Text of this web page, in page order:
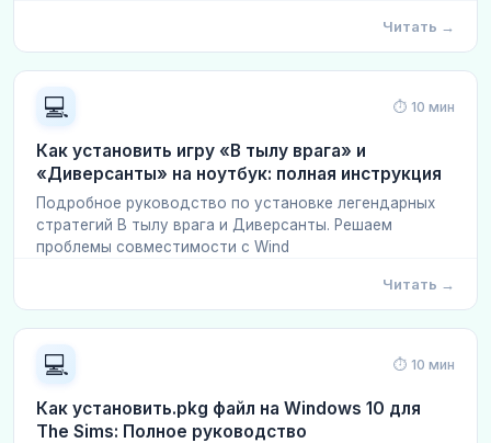
Читать →
💻 ⏱ 10 мин
Как установить игру «В тылу врага» и
«Диверсанты» на ноутбук: полная инструкция
Подробное руководство по установке легендарных
стратегий В тылу врага и Диверсанты. Решаем
проблемы совместимости с Wind
Читать →
💻 ⏱ 10 мин
Как установить.pkg файл на Windows 10 для
The Sims: Полное руководство